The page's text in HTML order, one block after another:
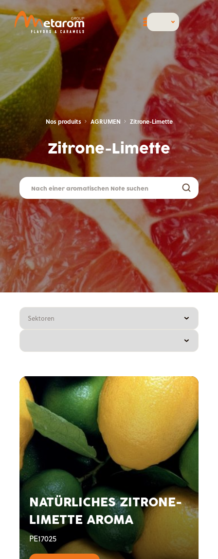
Nos produits AGRUMEN Zitrone-Limette
Zitrone-Limette
NATÜRLICHES ZITRONE-
LIMETTE AROMA
PE17025